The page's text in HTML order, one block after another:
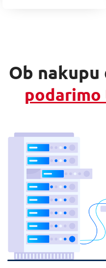
Ob nakupu
podarimo